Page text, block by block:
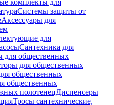
комплекты для
Системы защиты от
Аксессуары для
для
Сантехника для
для общественных
для общественных
общественных
общественных
полотенецДиспенсеры
Тросы сантехнические,